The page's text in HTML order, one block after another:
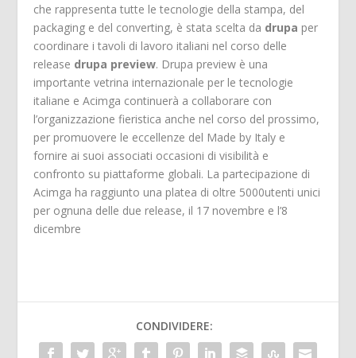
che rappresenta tutte le tecnologie della stampa, del
packaging e del converting, è stata scelta da drupa per
coordinare i tavoli di lavoro italiani nel corso delle
release drupa preview. Drupa preview è una
importante vetrina internazionale per le tecnologie
italiane e Acimga continuerà a collaborare con
l’organizzazione fieristica anche nel corso del prossimo,
per promuovere le eccellenze del Made by Italy e
fornire ai suoi associati occasioni di visibilità e
confronto su piattaforme globali. La partecipazione di
Acimga ha raggiunto una platea di oltre 5000utenti unici
per ognuna delle due release, il 17 novembre e l’8
dicembre
CONDIVIDERE: